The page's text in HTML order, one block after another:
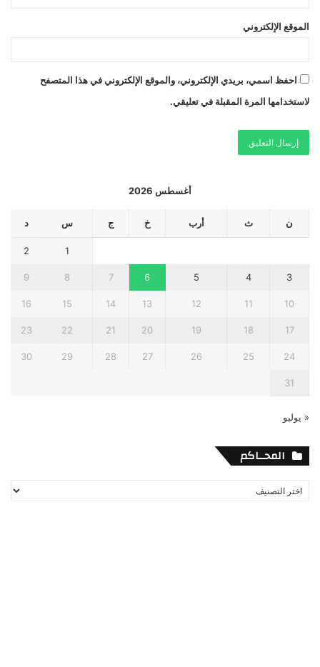
الموقع الإلكتروني
احفظ اسمي، بريدي الإلكتروني، والموقع الإلكتروني في هذا المتصفح
لاستخدامها المرة المقبلة في تعليقي.
أغسطس 2026
ن ث أرب خ ج س د
1
2
3
4
5
6
7
8
9
10
11
12
13
14
15
16
17
18
19
20
21
22
23
24
25
26
27
28
29
30
31
« يوليو
المحــاكم
المحــاكم